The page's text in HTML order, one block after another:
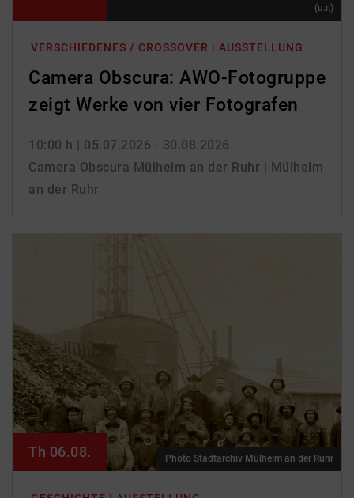
VERSCHIEDENES / CROSSOVER | AUSSTELLUNG
Camera Obscura: AWO-Fotogruppe
zeigt Werke von vier Fotografen
10:00 h | 05.07.2026 - 30.08.2026
Camera Obscura Mülheim an der Ruhr | Mülheim
an der Ruhr
(u.r.)
Th 06.08. Photo Stadtarchiv Mülheim an der Ruhr